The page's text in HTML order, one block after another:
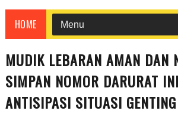
HOME
MUDIK LEBARAN AMAN DAN
SIMPAN NOMOR DARURAT
ANTISIPASI SITUASI GENTING